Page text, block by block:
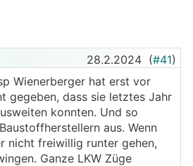
28.2.2024 (#41)
Wienerberger hat erst vor
gegeben, dass sie letztes Jahr
konnten. Und so
aus. Wenn
nicht freiwillig runter gehen,
Ganze LKW Züge